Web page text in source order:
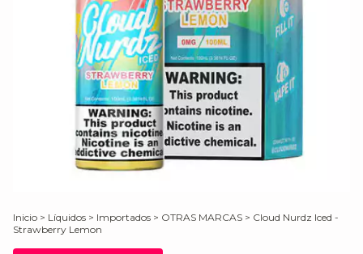
Inicio > Líquidos > Importados > OTRAS MARCAS > Cloud Nurdz Iced -
Strawberry Lemon